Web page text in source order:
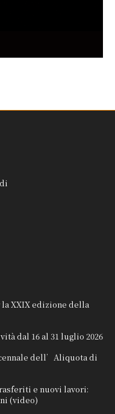
la XXIX edizione della
dal 16 al 31 luglio 2026
dell’Aliquota di
e nuovi lavori:
(video)